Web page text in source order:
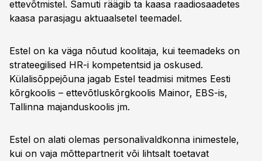
ettevõtmistel. Samuti räägib ta kaasa raadiosaadetes
kaasa parasjagu aktuaalsetel teemadel.
Estel on ka väga nõutud koolitaja, kui teemadeks on
strateegilised HR-i kompetentsid ja oskused.
Külalisõppejõuna jagab Estel teadmisi mitmes Eesti
kõrgkoolis – ettevõtluskõrgkoolis Mainor, EBS-is,
Tallinna majanduskoolis jm.
Estel on alati olemas personalivaldkonna inimestele,
kui on vaja mõttepartnerit või lihtsalt toetavat